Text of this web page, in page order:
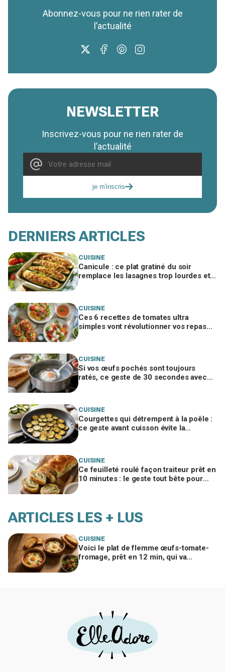
Abonnez-vous pour ne rien rater de
l’actualité
NEWSLETTER
Inscrivez-vous pour ne rien rater de
l’actualité
je m'inscris
DERNIERS ARTICLES
CUISINE
Canicule : ce plat gratiné du soir
remplace les lasagnes trop lourdes et
CUISINE
Ces 6 recettes de tomates ultra
simples vont révolutionner vos repas
CUISINE
Si vos œufs pochés sont toujours
ratés, ce geste de 30 secondes avec
CUISINE
Courgettes qui détrempent à la poêle :
ce geste avant cuisson évite la
CUISINE
Ce feuilleté roulé façon traiteur prêt en
10 minutes : le geste tout bête pour
ARTICLES LES + LUS
CUISINE
Voici le plat de flemme œufs-tomate-
fromage, prêt en 12 min, qui va